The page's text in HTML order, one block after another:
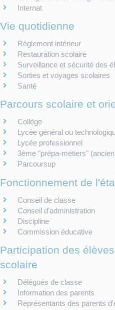
Internat
Vie quotidienne
Règlement intérieur
Restauration scolaire
Surveillance et sécurité des
Sorties et voyages scolaires
Santé
Parcours scolaire et
Collège
Lycée général ou
Lycée professionnel
3ème "prépa-métiers"
Parcoursup
Fonctionnement de
Conseil de classe
Conseil d'administration
Discipline
Commission éducative
Participation des
scolaire
Délégués de classe
Information des parents
Représentants des parents